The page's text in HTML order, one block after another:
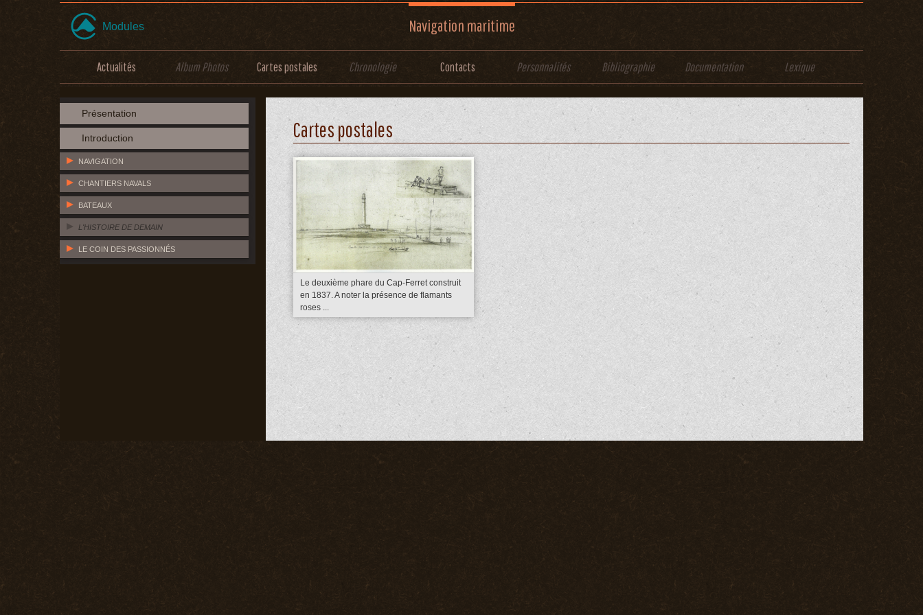
Modules Navigation maritime
Actualités Album Photos Cartes postales Chronologie Contacts Personnalités Bibliographie Documentation Lexique
Présentation
Introduction
NAVIGATION
CHANTIERS NAVALS
BATEAUX
L'HISTOIRE DE DEMAIN
LE COIN DES PASSIONNÉS
Cartes postales
Le deuxième phare du Cap-Ferret construit
en 1837. A noter la présence de flamants
roses ...